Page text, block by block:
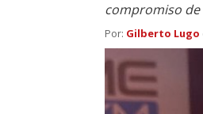
compromiso
Por: Gilberto Lugo